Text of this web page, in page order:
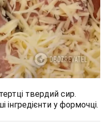
твердий сир.
інгредієнти у формочці.